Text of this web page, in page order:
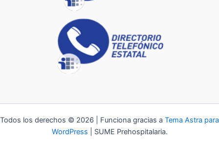
Todos los derechos © 2026 | Funciona gracias a Tema Astra para
WordPress | SUME Prehospitalaria.